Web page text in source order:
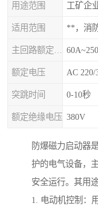
用途范围 工矿企
适用范围 **，消
额定电压 AC 220/
突跳时间 0-10秒
额定绝缘电压 380V
防爆磁力启动器
护的电气设备，
安全运行。其用途
1. 电动机控制：